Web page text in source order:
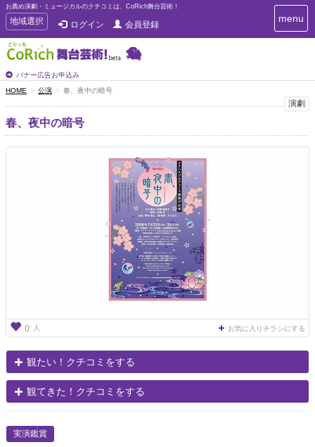
お薦め演劇・ミュージカルのクチコミは、CoRich舞台芸術！
T
o
g
g
e
n
a
v
i
地域選択 ログイン 会員登録
バナー広告お申込み
T
o
i
menu
HOME 公演 春、夜中の暗号
演劇
春、夜中の暗号
0 人 お気に入りチラシにする
観たい！クチコミをする
観てきた！クチコミをする
実演鑑賞